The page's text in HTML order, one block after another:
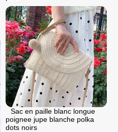
Sac en paille blanc longue
poignee jupe blanche polka
dots noirs